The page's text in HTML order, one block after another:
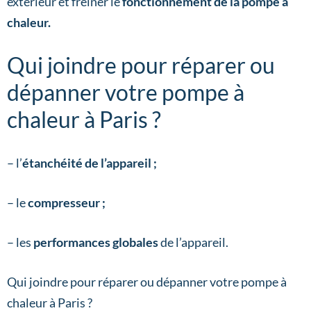
chaleur.
Qui joindre pour réparer ou
dépanner votre pompe à
chaleur à Paris ?
– l’étanchéité de l’appareil ;
– lecompresseur ;
– les performances globalesde l’appareil.
Qui joindre pour réparer ou dépanner votre pompe à
chaleur à Paris ?